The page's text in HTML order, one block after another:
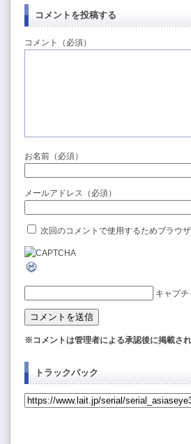
コメントを投稿する
コメント（必須）
お名前（必須）
メールアドレス（必須）
次回のコメントで使用するためブラウ
キャプチ
※コメントは管理者による承認後に掲載され
トラックバック